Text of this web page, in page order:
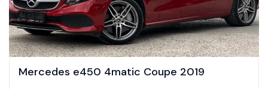
Mercedes e450 4matic Coupe 2019